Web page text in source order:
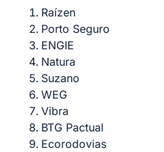
Raízen
Porto Seguro
ENGIE
Natura
Suzano
WEG
Vibra
BTG Pactual
Ecorodovias